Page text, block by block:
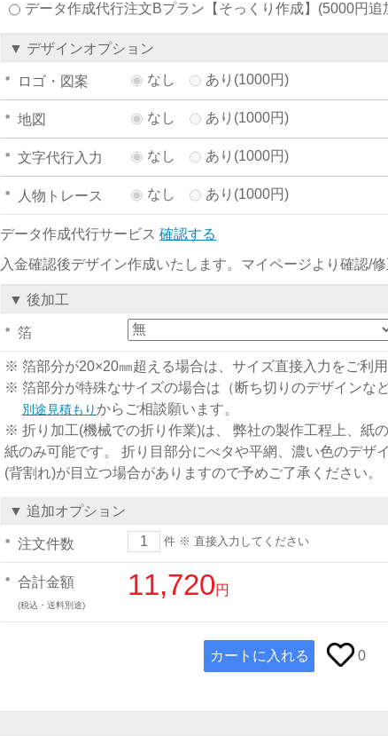
データ作成代行注文Bプラン【そっくり作成】 (5000円追
▼ デザインオプション
ロゴ・図案 なし あり(1000円)
地図 なし あり(1000円)
文字代行入力 なし あり(1000円)
人物トレース なし あり(1000円)
データ作成代行サービス 確認する
入金確認後デザイン作成いたします。マイページより確認/修
▼ 後加工
箔
※ 箔部分が20×20㎜超える場合は、サイズ直接入力をご利用
※ 箔部分が特殊なサイズの場合は（断ち切りのデザインなど
別途見積もりからご相談願います。
※ 折り加工(機械での折り作業)は、 弊社の製作工程上、紙
紙のみ可能です。 折り目部分にべタや平網、濃い色のデザ
(背割れ)が目立つ場合がありますので予めご了承ください。
▼ 追加オプション
注文件数 件 ※ 直接入力してください
合計金額
(税込・送料別途)
11,720円
カートに入れる 0